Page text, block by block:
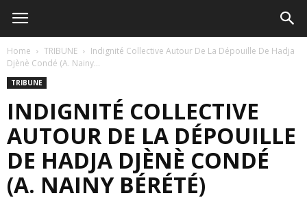
Home TRIBUNE
Indignité Collective Autour De La Dépouille De Hadja
Djènè Condé (A. Nainy...
TRIBUNE
INDIGNITÉ COLLECTIVE
AUTOUR DE LA DÉPOUILLE
DE HADJA DJÈNÈ CONDÉ
(A. NAINY BÉRÉTÉ)